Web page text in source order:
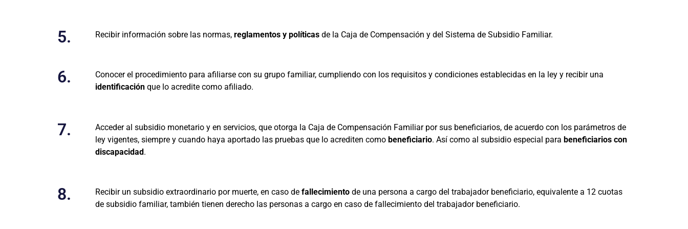
5. Recibir información sobre las normas, reglamentos y políticasde la Caja de Compensación y del Sistema de Subsidio Familiar.
6.
Conocer el procedimiento para afiliarse con su grupo familiar, cumpliendo con los requisitos y condiciones establecidas en la ley y recibir una
identificaciónque lo acredite como afiliado.
7.
Acceder al subsidio monetario y en servicios, que otorga la Caja de Compensación Familiar por sus beneficiarios, de acuerdo con los parámetros de
ley vigentes, siempre y cuando haya aportado las pruebas que lo acrediten como beneficiario. Así como al subsidio especial para beneficiarios con
discapacidad.
8. Recibir un subsidio extraordinario por muerte, en caso de fallecimientode una persona a cargo del trabajador beneficiario, equivalente a 12 cuotas
de subsidio familiar, también tienen derecho las personas a cargo en caso de fallecimiento del trabajador beneficiario.